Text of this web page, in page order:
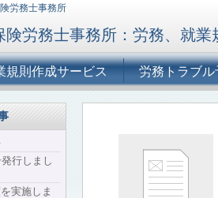
労務士事務所
険労務士事務所：労務、就業
規則作成サービス 労務トラブル
行しまし
実施しま